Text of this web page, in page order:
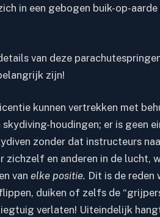
in een gebogen buik-op-
van deze
zijn!
kunnen vertrekken met
houdingen; er is geen
zonder dat instructeurs
zichzelf en anderen in de lucht,
van elke positie. Dit is de reden
duiken of zelfs de
verlaten! Uiteindelijk